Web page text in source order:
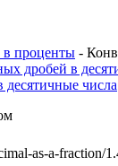
в проценты -
дробей в
десятичные числа
as-a-fraction/